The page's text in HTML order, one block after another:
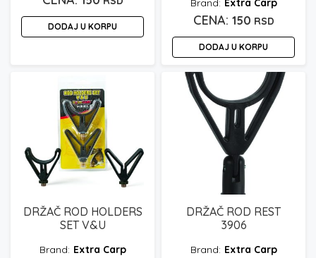
DODAJ U KORPU
Extra Carp
150 RSD
DODAJ U KORPU
DRŽAČ ROD HOLDERS
SET V&U
Extra Carp
DRŽAČ ROD REST
3906
Extra Carp